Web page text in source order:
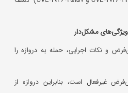
مشکل‌دار
و نکات اجرایی، حمله به دروازه را
غیرفعال است، بنابراین دروازه از